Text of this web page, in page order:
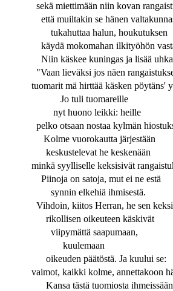
sekä miettimään niin kovan
että muiltakin se hänen
tukahuttaa halun, houkutuksen
käydä mokomahan ilkityöhön
Niin käskee kuningas ja lisää
"Vaan lieväksi jos näen
tuomarit mä hirttää käsken pöytäns'
Jo tuli tuomareille
nyt huono leikki: heille
pelko otsaan nostaa kylmän
Kolme vuorokautta järjestään
keskustelevat he keskenään
minkä syylliselle keksisivät
Piinoja on satoja, mut ei ne estä
synnin elkehiä ihmisestä.
Vihdoin, kiitos Herran, he sen
rikollisen oikeuteen käskivät
viipymättä saapumaan,
kuulemaan
oikeuden päätöstä. Ja kuului se:
vaimot, kaikki kolme, annettakoon
Kansa tästä tuomiosta